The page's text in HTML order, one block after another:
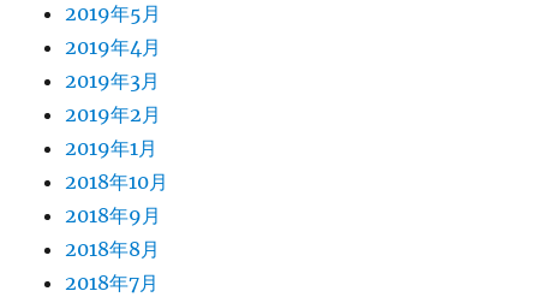
2019年5月
2019年4月
2019年3月
2019年2月
2019年1月
2018年10月
2018年9月
2018年8月
2018年7月